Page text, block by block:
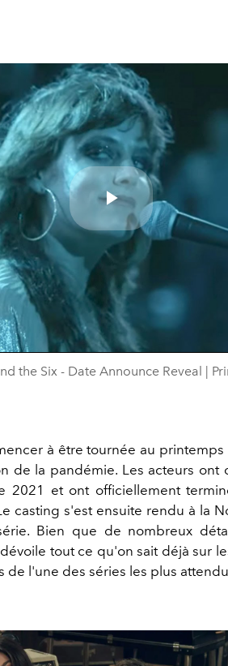
Play
Video
the Six - Date Announce Reveal |
à être tournée au
de la pandémie. Les acteurs ont
2021 et ont officiellement
casting s'est ensuite rendu à la
Bien que de nombreux
tout ce qu'on sait déjà sur
de l'une des séries les plus